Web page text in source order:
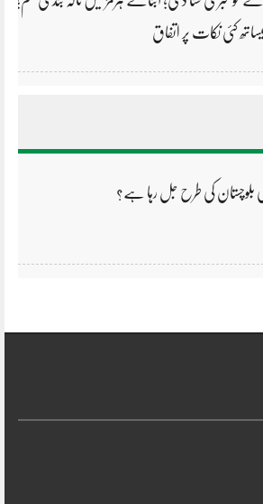
کئی نکات پر اتفاق
بلوچستان کی طرح جل رہا ہے؟